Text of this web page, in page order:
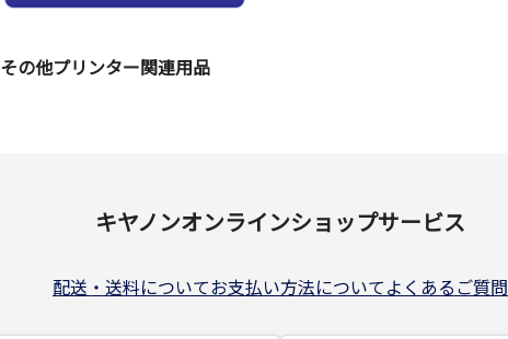
その他プリンター関連用品
キヤノンオンラインショップサービス
配送・送料についてお支払い方法についてよくあるご質問